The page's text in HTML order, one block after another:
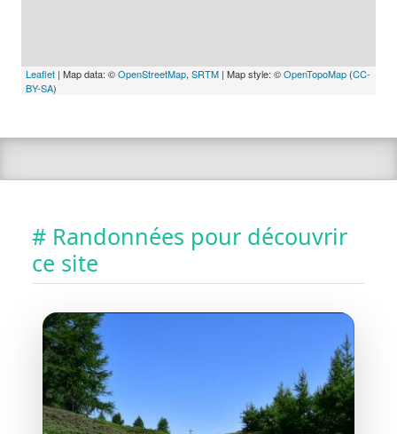
Leaflet | Map data: ©OpenStreetMap, SRTM | Map style: ©OpenTopoMap (CC-
BY-SA)
# Randonnées pour découvrir
ce site